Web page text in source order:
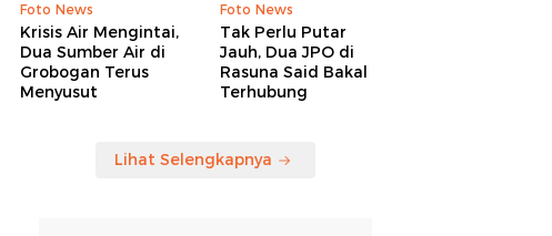
Foto News
Krisis Air Mengintai,
Dua Sumber Air di
Grobogan Terus
Menyusut
Foto News
Tak Perlu Putar
Jauh, Dua JPO di
Rasuna Said Bakal
Terhubung
Lihat Selengkapnya